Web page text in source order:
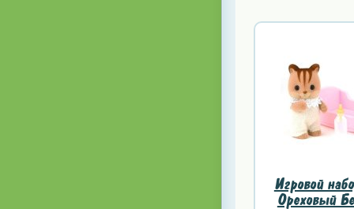
Игровой
Ореховый